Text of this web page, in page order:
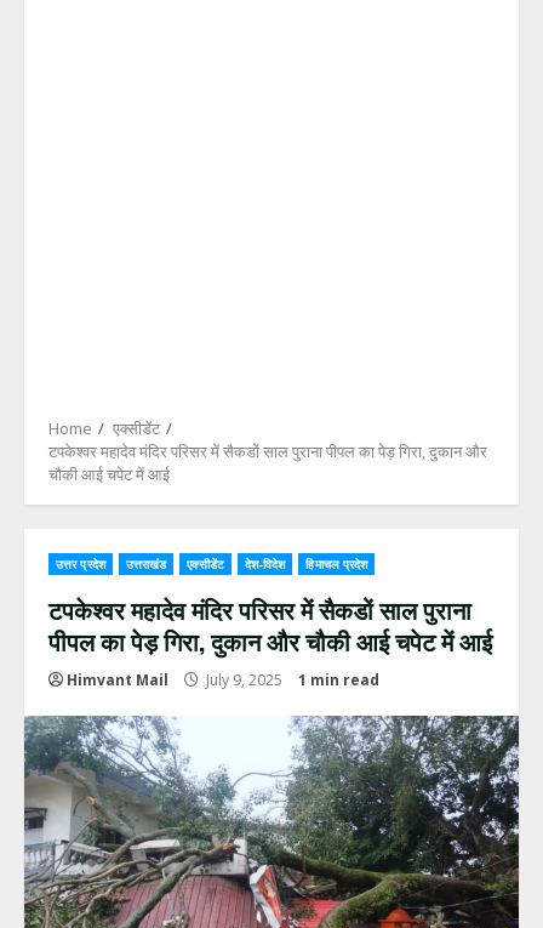
Home
एक्सीडेंट
टपकेश्वर महादेव मंदिर परिसर में सैकडों साल पुराना पीपल का पेड़ गिरा, दुकान और
चौकी आई चपेट में आई
उत्तर प्रदेश उत्तराखंड एक्सीडेंट देश-विदेश हिमाचल प्रदेश
टपकेश्वर महादेव मंदिर परिसर में सैकडों साल पुराना
पीपल का पेड़ गिरा, दुकान और चौकी आई चपेट में आई
Himvant Mail July 9, 2025 1 min read